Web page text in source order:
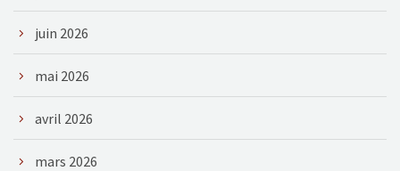
juin 2026
mai 2026
avril 2026
mars 2026